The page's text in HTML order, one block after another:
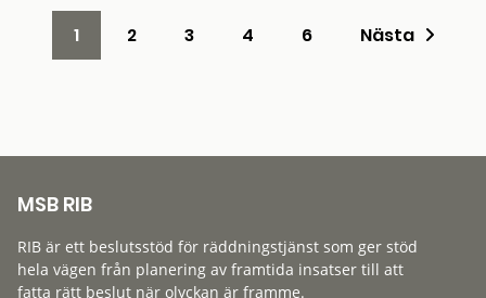
1 2 3 4 6 Nästa
MSB RIB
RIB är ett beslutsstöd för räddningstjänst som ger stöd
hela vägen från planering av framtida insatser till att
fatta rätt beslut när olyckan är framme.